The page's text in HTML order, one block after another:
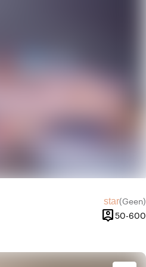
star(Geen)
Geen
person_pin
Capaciteit
50-600